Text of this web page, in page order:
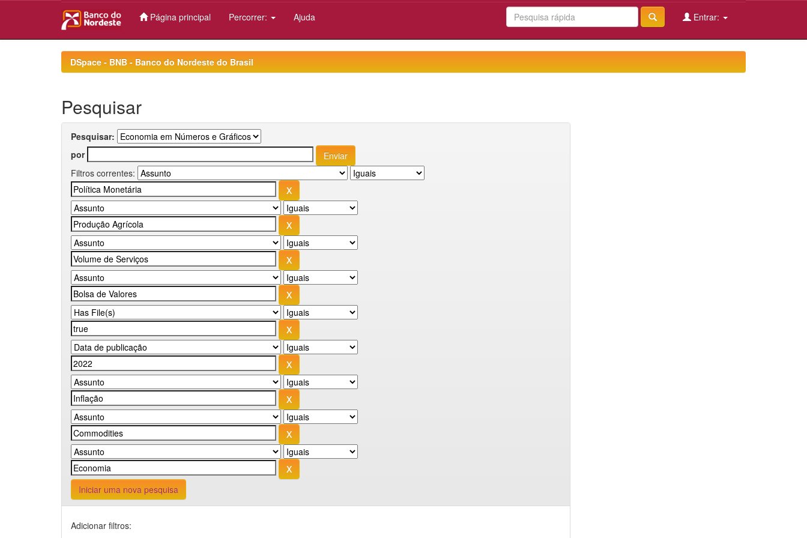
Página principal Percorrer: Ajuda Entrar:
DSpace - BNB - Banco do Nordeste do Brasil
Pesquisar
Pesquisar:
por
Filtros correntes:
Iniciar uma nova pesquisa
Adicionar filtros: